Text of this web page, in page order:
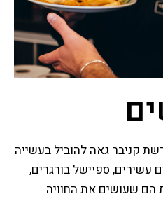
קניבר גאה להוביל בעשייה
עשירים, ספיישל בורגרים,
הם שעושים את החוויה